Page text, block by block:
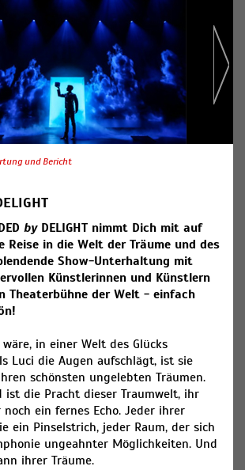
und Bericht
by DELIGHT nimmt Dich mit auf
Reise in die Welt der Träume und des
Show-Unterhaltung mit
Künstlerinnen und Künstlern
Theaterbühne der Welt - einfach
in einer Welt des Glücks
Luci die Augen aufschlägt, ist sie
schönsten ungelebten Träumen.
ist die Pracht dieser Traumwelt, ihr
ein fernes Echo. Jeder ihrer
ein Pinselstrich, jeder Raum, der sich
ungeahnter Möglichkeiten. Und
ihrer Träume.